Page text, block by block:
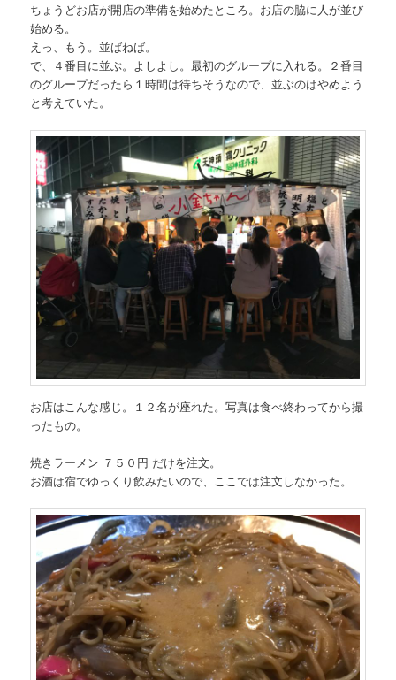
ちょうどお店が開店の準備を始めたところ。お店の脇に人が並び
始める。
えっ、もう。並ばねば。
で、４番目に並ぶ。よしよし。最初のグループに入れる。２番目
のグループだったら１時間は待ちそうなので、並ぶのはやめよう
と考えていた。
お店はこんな感じ。１２名が座れた。写真は食べ終わってから撮
ったもの。
焼きラーメン ７５０円 だけを注文。
お酒は宿でゆっくり飲みたいので、ここでは注文しなかった。